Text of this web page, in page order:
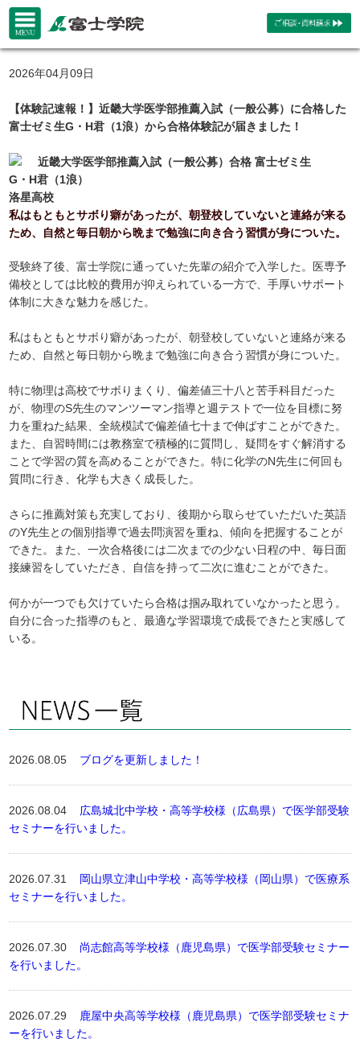
2026年04月09日
【体験記速報！】近畿大学医学部推薦入試（一般公募）に合格した
富士ゼミ生G・H君（1浪）から合格体験記が届きました！
近畿大学医学部推薦入試（一般公募）合格 富士ゼミ生
G・H君（1浪）
洛星高校
私はもともとサボり癖があったが、朝登校していないと連絡が来る
ため、自然と毎日朝から晩まで勉強に向き合う習慣が身についた。
受験終了後、富士学院に通っていた先輩の紹介で入学した。医専予
備校としては比較的費用が抑えられている一方で、手厚いサポート
体制に大きな魅力を感じた。
私はもともとサボり癖があったが、朝登校していないと連絡が来る
ため、自然と毎日朝から晩まで勉強に向き合う習慣が身についた。
特に物理は高校でサボりまくり、偏差値三十八と苦手科目だった
が、物理のS先生のマンツーマン指導と週テストで一位を目標に努
力を重ねた結果、全統模試で偏差値七十まで伸ばすことができた。
また、自習時間には教務室で積極的に質問し、疑問をすぐ解消する
ことで学習の質を高めることができた。特に化学のN先生に何回も
質問に行き、化学も大きく成長した。
さらに推薦対策も充実しており、後期から取らせていただいた英語
のY先生との個別指導で過去問演習を重ね、傾向を把握することが
できた。また、一次合格後には二次までの少ない日程の中、毎日面
接練習をしていただき、自信を持って二次に進むことができた。
何かが一つでも欠けていたら合格は掴み取れていなかったと思う。
自分に合った指導のもと、最適な学習環境で成長できたと実感して
いる。
2026.08.05 ブログを更新しました！
2026.08.04 広島城北中学校・高等学校様（広島県）で医学部受験
セミナーを行いました。
2026.07.31 岡山県立津山中学校・高等学校様（岡山県）で医療系
セミナーを行いました。
2026.07.30 尚志館高等学校様（鹿児島県）で医学部受験セミナー
を行いました。
2026.07.29
鹿屋中央高等学校様（鹿児島県）で医学部受験セミナ
ーを行いました。